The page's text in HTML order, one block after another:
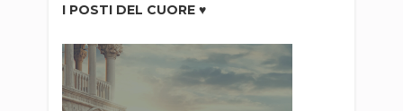
I POSTI DEL CUORE ♥